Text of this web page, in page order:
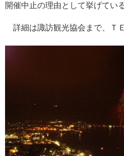
開催中止の理由として挙げている
詳細は諏訪観光協会まで、Ｔ